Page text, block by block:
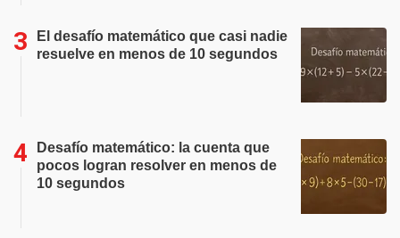
El desafío matemático que casi nadie
resuelve en menos de 10 segundos
Desafío matemático: la cuenta que
pocos logran resolver en menos de
10 segundos